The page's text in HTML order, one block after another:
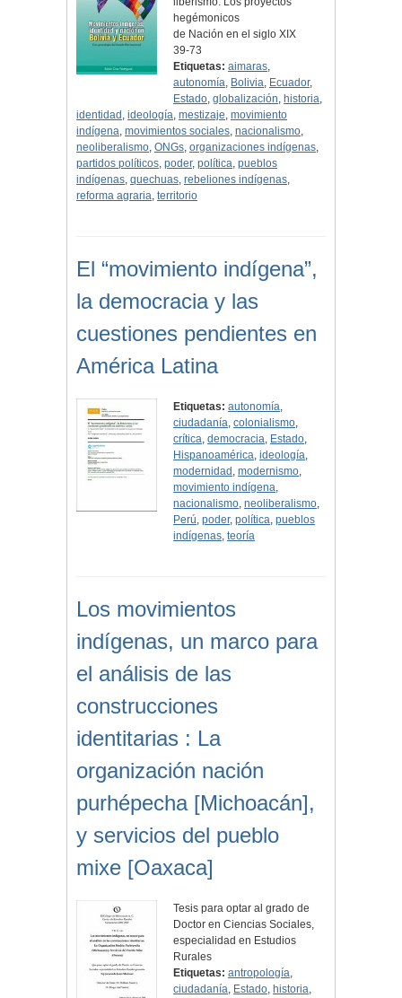
hegémonicos
de Nación en el siglo XIX
39-73
Etiquetas: aimaras,
autonomía, Bolivia, Ecuador,
Estado,globalización, historia,
identidad , ideología, mestizaje, movimiento
indígena, movimientos sociales, nacionalismo,
neoliberalismo, ONGs, organizaciones indígenas,
partidos políticos, poder, política, pueblos
indígenas, quechuas, rebeliones indígenas,
reforma agraria, territorio
El “movimiento indígena”,
la democracia y las
cuestiones pendientes en
América Latina
Etiquetas: autonomía,
ciudadanía,colonialismo,
crítica,democracia, Estado,
Hispanoamérica,ideología,
modernidad ,modernismo,
movimiento indígena,
nacionalismo,neoliberalismo,
Perú,poder,política,pueblos
indígenas,teoría
Los movimientos
indígenas, un marco para
el análisis de las
construcciones
identitarias : La
organización nación
purhépecha [Michoacán],
y servicios del pueblo
mixe [Oaxaca]
Tesis para optar al grado de
Doctor en Ciencias Sociales,
especialidad en Estudios
Rurales
Etiquetas: antropología,
ciudadanía, Estado, historia,